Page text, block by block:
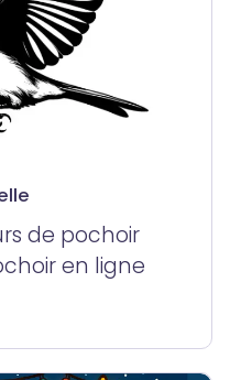
de pochoir
en ligne